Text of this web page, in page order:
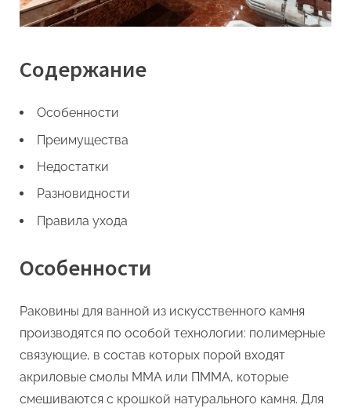
Содержание
Особенности
Преимущества
Недостатки
Разновидности
Правила ухода
Особенности
Раковины для ванной из искусственного камня
производятся по особой технологии: полимерные
связующие, в состав которых порой входят
акриловые смолы ММА или ПММА, которые
смешиваются с крошкой натурального камня. Для